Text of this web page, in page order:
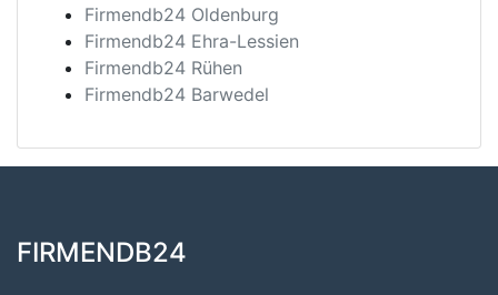
Firmendb24 Oldenburg
Firmendb24 Ehra-Lessien
Firmendb24 Rühen
Firmendb24 Barwedel
FIRMENDB24